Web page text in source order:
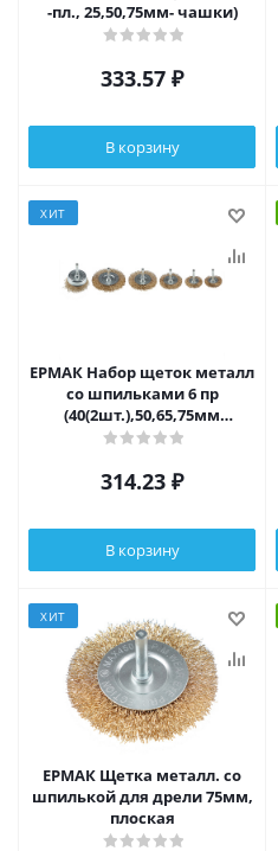
-пл., 25,50,75мм- чашки)
333.57 ₽
В корзину
ХИТ
ЕРМАК Набор щеток металл
со шпильками 6 пр
(40(2шт.),50,65,75мм
-пл.,50мм-чашка)
314.23 ₽
В корзину
ХИТ
ЕРМАК Щетка металл. со
шпилькой для дрели 75мм,
плоская